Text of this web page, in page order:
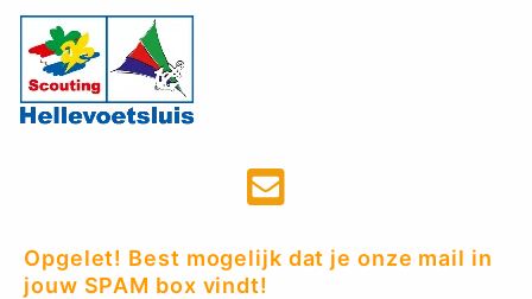
Opgelet! Best mogelijk dat je onze mail in
jouw SPAM box vindt!